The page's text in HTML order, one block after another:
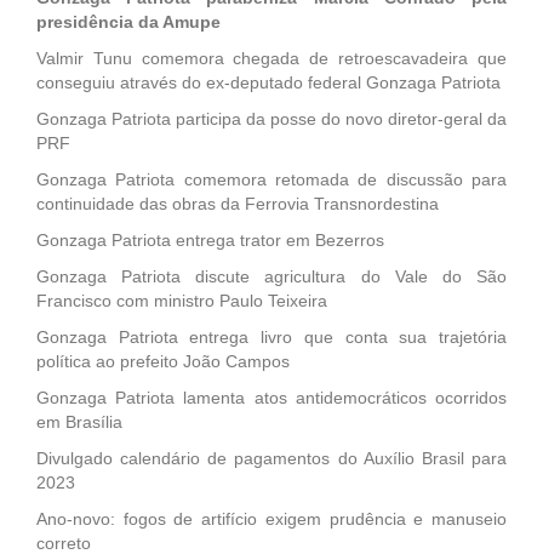
presidência da Amupe
Valmir Tunu comemora chegada de retroescavadeira que
conseguiu através do ex-deputado federal Gonzaga Patriota
Gonzaga Patriota participa da posse do novo diretor-geral da
PRF
Gonzaga Patriota comemora retomada de discussão para
continuidade das obras da Ferrovia Transnordestina
Gonzaga Patriota entrega trator em Bezerros
Gonzaga Patriota discute agricultura do Vale do São
Francisco com ministro Paulo Teixeira
Gonzaga Patriota entrega livro que conta sua trajetória
política ao prefeito João Campos
Gonzaga Patriota lamenta atos antidemocráticos ocorridos
em Brasília
Divulgado calendário de pagamentos do Auxílio Brasil para
2023
Ano-novo: fogos de artifício exigem prudência e manuseio
correto